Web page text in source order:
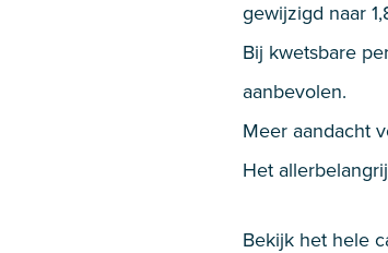
gewijzigd naar
Bij kwetsbare
aanbevolen.
Meer aandacht
Het
Bekijk het hele